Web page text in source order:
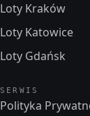
Loty Kraków
Loty Katowice
Loty Gdańsk
SERWIS
Polityka